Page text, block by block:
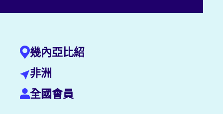
幾內亞比紹
非洲
全國會員